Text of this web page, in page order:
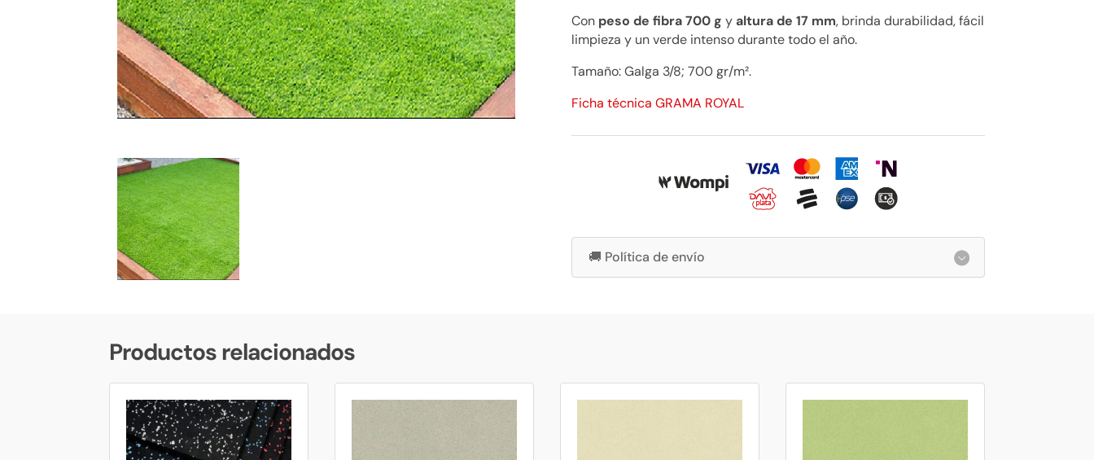
Con peso de fibra 700 g yaltura de 17 mm, brinda durabilidad, fácil
limpieza y un verde intenso durante todo el año.
Tamaño: Galga 3/8; 700 gr/m².
Ficha técnica GRAMA ROYAL
🚚 Política de envío
Productos relacionados